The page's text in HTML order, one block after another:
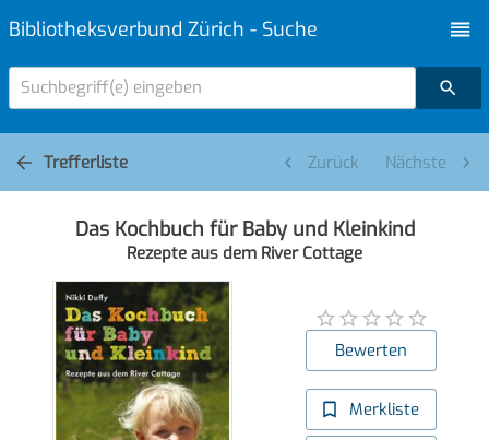
Bibliotheksverbund Zürich - Suche
Suchbegriff(e) eingeben
Trefferliste Zurück Nächste
Das Kochbuch für Baby und Kleinkind
Rezepte aus dem River Cottage
Bewerten
Merkliste